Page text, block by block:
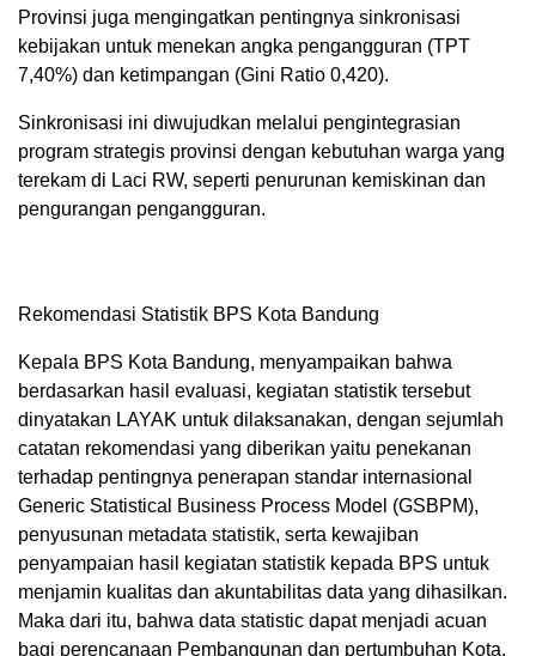
Provinsi juga mengingatkan pentingnya sinkronisasi
kebijakan untuk menekan angka pengangguran (TPT
7,40%) dan ketimpangan (Gini Ratio 0,420).
Sinkronisasi ini diwujudkan melalui pengintegrasian
program strategis provinsi dengan kebutuhan warga yang
terekam di Laci RW, seperti penurunan kemiskinan dan
pengurangan pengangguran.
Rekomendasi Statistik BPS Kota Bandung
Kepala BPS Kota Bandung, menyampaikan bahwa
berdasarkan hasil evaluasi, kegiatan statistik tersebut
dinyatakan LAYAK untuk dilaksanakan, dengan sejumlah
catatan rekomendasi yang diberikan yaitu penekanan
terhadap pentingnya penerapan standar internasional
Generic Statistical Business Process Model (GSBPM),
penyusunan metadata statistik, serta kewajiban
penyampaian hasil kegiatan statistik kepada BPS untuk
menjamin kualitas dan akuntabilitas data yang dihasilkan.
Maka dari itu, bahwa data statistic dapat menjadi acuan
bagi perencanaan Pembangunan dan pertumbuhan Kota.